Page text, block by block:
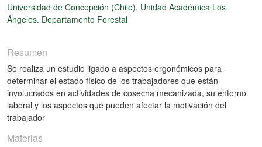
Universidad de Concepción (Chile). Unidad Académica Los
Ángeles. Departamento Forestal
Resumen
Se realiza un estudio ligado a aspectos ergonómicos para
determinar el estado físico de los trabajadores que están
involucrados en actividades de cosecha mecanizada, su entorno
laboral y los aspectos que pueden afectar la motivación del
trabajador
Materias